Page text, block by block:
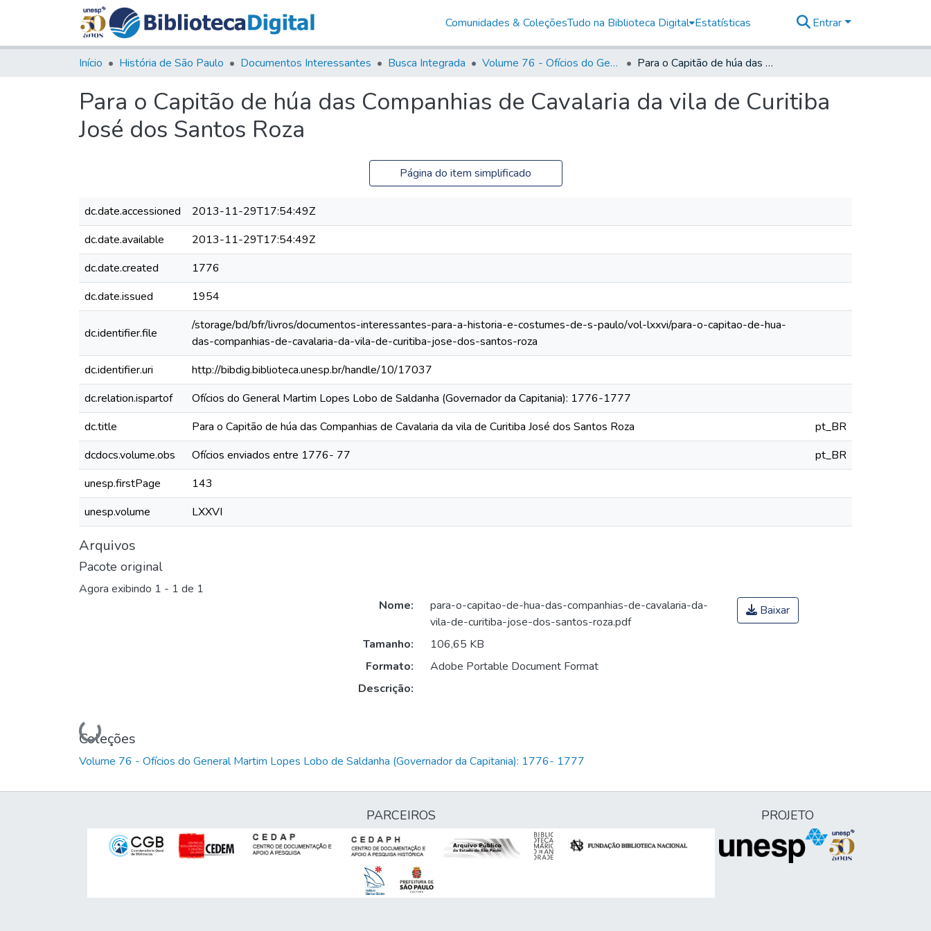
Comunidades & ColeçõesTudo na Biblioteca Digital Estatísticas Entrar
Início História de São Paulo Documentos Interessantes Busca Integrada Volume 76 - Ofícios do General Martim Lopes Lobo de Saldanha (Governador da Capitania): 1776- 1777 Para o Capitão de húa das Companhias de Cavalaria da vila de Curitiba José dos Santos Roza
Para o Capitão de húa das Companhias de Cavalaria da vila de Curitiba
José dos Santos Roza
Página do item simplificado
dc.date.accessioned
2013-11-29T17:54:49Z
dc.date.available
2013-11-29T17:54:49Z
dc.date.created
1776
dc.date.issued
1954
dc.identifier.file
/storage/bd/bfr/livros/documentos-interessantes-para-a-historia-e-costumes-de-s-paulo/vol-lxxvi/para-o-capitao-de-hua-
das-companhias-de-cavalaria-da-vila-de-curitiba-jose-dos-santos-roza
dc.identifier.uri
http://bibdig.biblioteca.unesp.br/handle/10/17037
dc.relation.ispartof
Ofícios do General Martim Lopes Lobo de Saldanha (Governador da Capitania): 1776-1777
dc.title
Para o Capitão de húa das Companhias de Cavalaria da vila de Curitiba José dos Santos Roza
pt_BR
dcdocs.volume.obs
Ofícios enviados entre 1776- 77
pt_BR
unesp.firstPage
143
unesp.volume
LXXVI
Arquivos
Pacote original
Agora exibindo 1 - 1 de 1
Carregando...
Nome:
para-o-capitao-de-hua-das-companhias-de-cavalaria-da-
vila-de-curitiba-jose-dos-santos-roza.pdf
Tamanho:
106,65 KB
Formato:
Adobe Portable Document Format
Descrição:
Baixar
Coleções
Volume 76 - Ofícios do General Martim Lopes Lobo de Saldanha (Governador da Capitania): 1776- 1777
PARCEIROS PROJETO